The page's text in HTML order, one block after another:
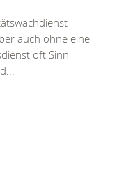
auch ohne eine
oft Sinn